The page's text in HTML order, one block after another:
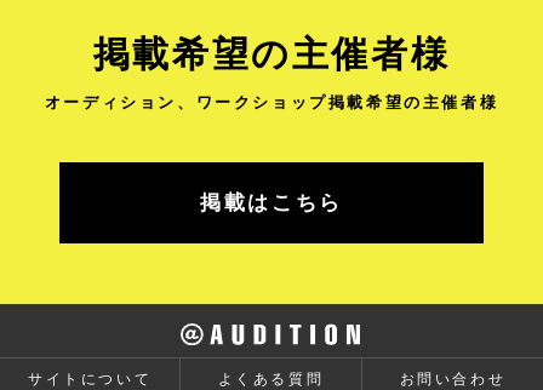
掲載希望の主催者様
オーディション、ワークショップ掲載希望の主催者様
掲載はこちら
ATBOT ✕
サイトについて よくある質問 お問い合わせ